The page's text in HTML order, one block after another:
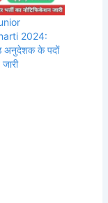
2024:
अनुदेशक के पदों